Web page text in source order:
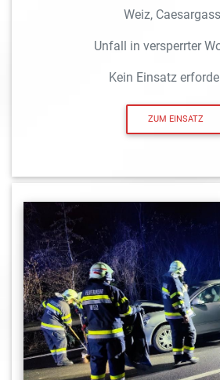
Weiz,
Unfall in versperrter
Kein Einsatz
ZUM EINSATZ